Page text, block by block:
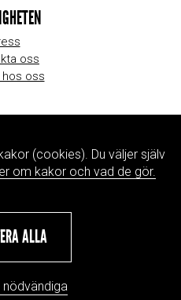
(cookies). Du väljer själv
om kakor och vad de gör.
ALLA
oss
oss